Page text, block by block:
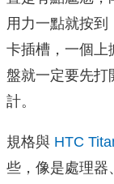
用力一點就按
卡插槽，一個上
盤就一定要先打
計。
規格與 HTC
些，像是處理器